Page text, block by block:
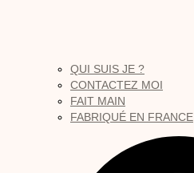
QUI SUIS JE ?
CONTACTEZ MOI
FAIT MAIN
FABRIQUÉ EN FRANCE